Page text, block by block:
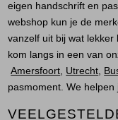
eigen handschrift en
webshop kun je de
vanzelf uit bij wat
kom langs in een van
Amersfoort, Utrecht,
pasmoment. We helpen